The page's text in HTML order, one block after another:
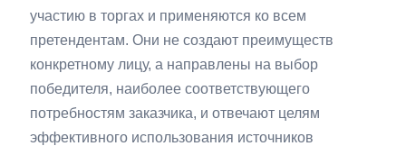
участию в торгах и применяются ко всем
претендентам. Они не создают преимуществ
конкретному лицу, а направлены на выбор
победителя, наиболее соответствующего
потребностям заказчика, и отвечают целям
эффективного использования источников